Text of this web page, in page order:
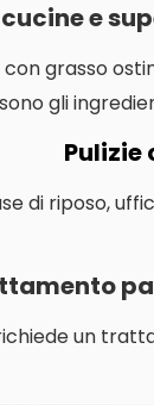
e
grasso
gli
Pulizie
di riposo,
un